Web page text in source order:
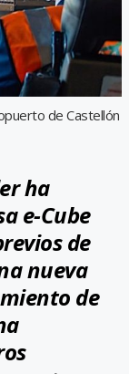
de Castellón
ha
e-Cube
de
nueva
de